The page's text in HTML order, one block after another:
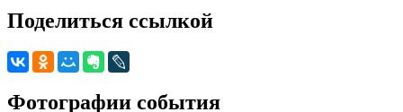
Поделиться ссылкой
Фотографии события